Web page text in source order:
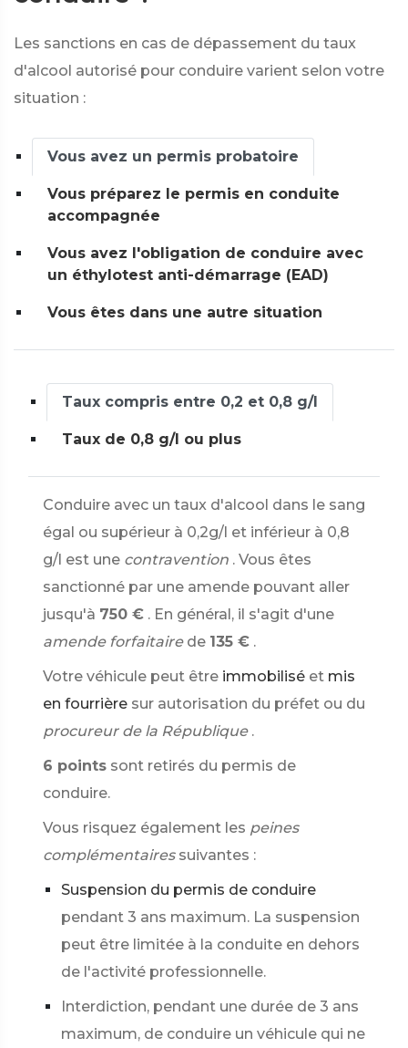
Les sanctions en cas de dépassement du taux
d'alcool autorisé pour conduire varient selon votre
situation :
Vous avez un permis probatoire
Vous préparez le permis en conduite
accompagnée
Vous avez l'obligation de conduire avec
un éthylotest anti-démarrage (EAD)
Vous êtes dans une autre situation
Taux compris entre 0,2 et 0,8 g/l
Taux de 0,8 g/l ou plus
Conduire avec un taux d'alcool dans le sang
égal ou supérieur à 0,2g/l et inférieur à 0,8
g/l est une contravention . Vous êtes
sanctionné par une amende pouvant aller
jusqu'à 750 € . En général, il s'agit d'une
amende forfaitaire de 135 € .
Votre véhicule peut être immobilisé et mis
en fourrière sur autorisation du préfet ou du
procureur de la République .
6 points sont retirés du permis de
conduire.
Vous risquez également les peines
complémentaires suivantes :
Suspension du permis de conduire
pendant 3 ans maximum. La suspension
peut être limitée à la conduite en dehors
de l'activité professionnelle.
Interdiction, pendant une durée de 3 ans
maximum, de conduire un véhicule qui ne